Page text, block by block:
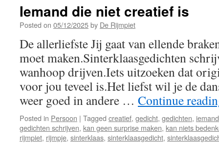
Iemand die niet creatief is
Posted on 05/12/2025by De Rijmpiet
De allerliefste Jij gaat van ellende
moet maken.Sinterklaasgedichten
wanhoop drijven.Iets uitzoeken dat
voor jou teveel is.Het liefst wil je de
weer goed in andere … Continue
Posted in Persoon | Tagged creatief, gedicht, gedichten,
gedichten schrijven, kan geen surprise maken, kan niets
rijmpiet, rijmpje, sinterklaas, sinterklaasgedicht,